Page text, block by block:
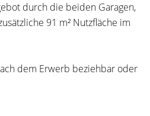
durch die beiden Garagen,
91 m² Nutzfläche im
dem Erwerb beziehbar oder